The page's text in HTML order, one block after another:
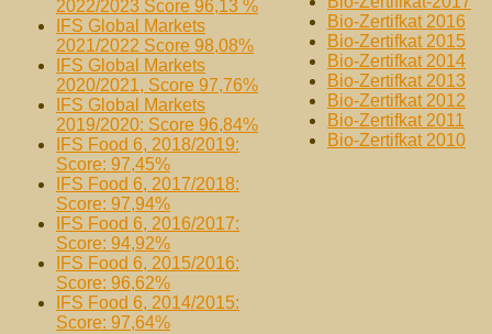
2022/2023 Score 96,13 %
IFS Global Markets
2021/2022 Score 98,08%
IFS Global Markets
2020/2021, Score 97,76%
IFS Global Markets
2019/2020: Score 96,84%
IFS Food 6, 2018/2019:
Score: 97,45%
IFS Food 6, 2017/2018:
Score: 97,94%
IFS Food 6, 2016/2017:
Score: 94,92%
IFS Food 6, 2015/2016:
Score: 96,62%
IFS Food 6, 2014/2015:
Score: 97,64%
Bio-Zertifkat 2016
Bio-Zertifkat2015
Bio-Zertifkat 2014
Bio-Zertifkat2013
Bio-Zertifkat2012
Bio-Zertifkat2011
Bio-Zertifkat2010